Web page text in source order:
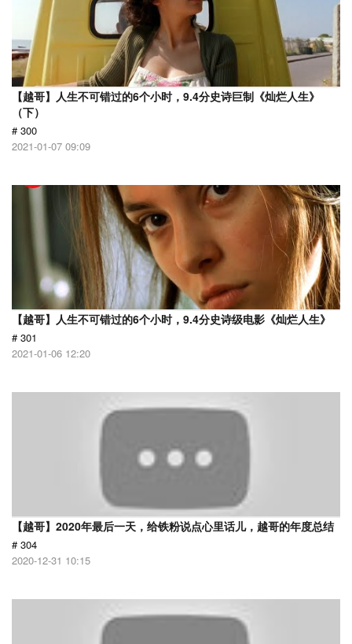
【越哥】人生不可错过的6个小时，9.4分史诗巨制《灿烂人生》
（下）
# 300
2021-01-07 09:09
【越哥】人生不可错过的6个小时，9.4分史诗级电影《灿烂人生》
# 301
2021-01-06 12:20
【越哥】2020年最后一天，给铁粉说点心里话儿，越哥的年度总结
# 304
2020-12-31 10:15